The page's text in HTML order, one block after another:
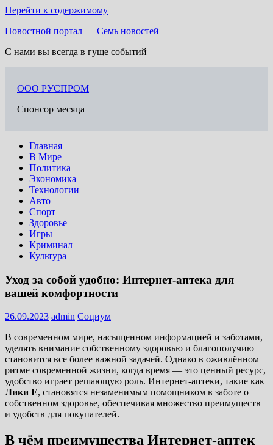
Перейти к содержимому
Новостной портал — Семь новостей
С нами вы всегда в гуще событий
ООО РУСПРОМ
Спонсор месяца
Главная
В Мире
Политика
Экономика
Технологии
Авто
Спорт
Здоровье
Игры
Криминал
Культура
Уход за собой удобно: Интернет-аптека для
вашей комфортности
26.09.2023 admin Социум
В современном мире, насыщенном информацией и заботами,
уделять внимание собственному здоровью и благополучию
становится все более важной задачей. Однако в оживлённом
ритме современной жизни, когда время — это ценный ресурс,
удобство играет решающую роль. Интернет-аптеки, такие как
Лики Е, становятся незаменимым помощником в заботе о
собственном здоровье, обеспечивая множество преимуществ
и удобств для покупателей.
В чём преимущества Интернет-аптек